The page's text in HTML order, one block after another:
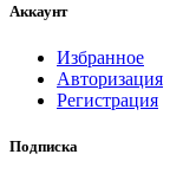
Аккаунт
Избранное
Авторизация
Регистрация
Подписка